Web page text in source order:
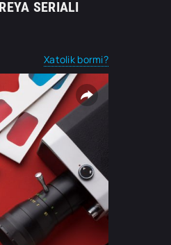
SERIALI
Xatolik bormi?